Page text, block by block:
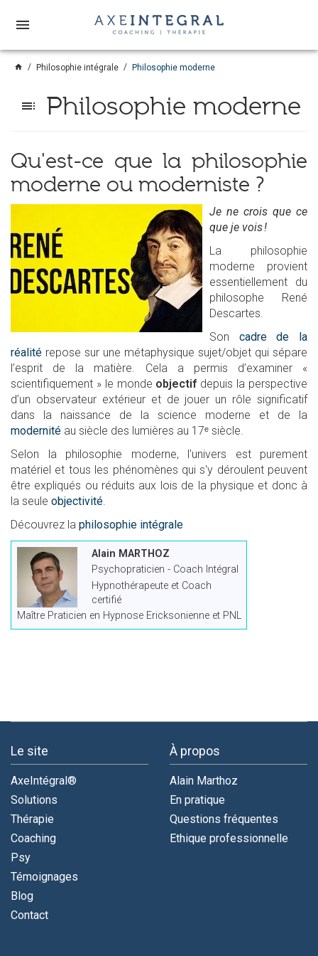
menu
home Philosophie intégrale Philosophie moderne
toc Philosophie moderne
Qu'est-ce que la philosophie
moderne ou moderniste ?
Je ne crois que ce
que je vois !
La philosophie
moderne provient
essentiellement du
philosophe René
Descartes.
Son cadre de la
réalité repose sur une métaphysique sujet/objet qui sépare
l’esprit de la matière. Cela a permis d’examiner «
scientifiquement » le monde objectif depuis la perspective
d’un observateur extérieur et de jouer un rôle significatif
dans la naissance de la science moderne et de la
modernité au siècle des lumières au 17ᵉ siècle.
Selon la philosophie moderne, l'univers est purement
matériel et tous les phénomènes qui s'y déroulent peuvent
être expliqués ou réduits aux lois de la physique et donc à
la seule objectivité.
Découvrez la philosophie intégrale
Alain MARTHOZ
Psychopraticien - Coach Intégral
Hypnothérapeute et Coach
certifié
Maître Praticien en Hypnose Ericksonienne et PNL
Le site
AxeIntégral®
Solutions
Thérapie
Coaching
Psy
Témoignages
Blog
Contact
À propos
Alain Marthoz
En pratique
Questions fréquentes
Ethique professionnelle